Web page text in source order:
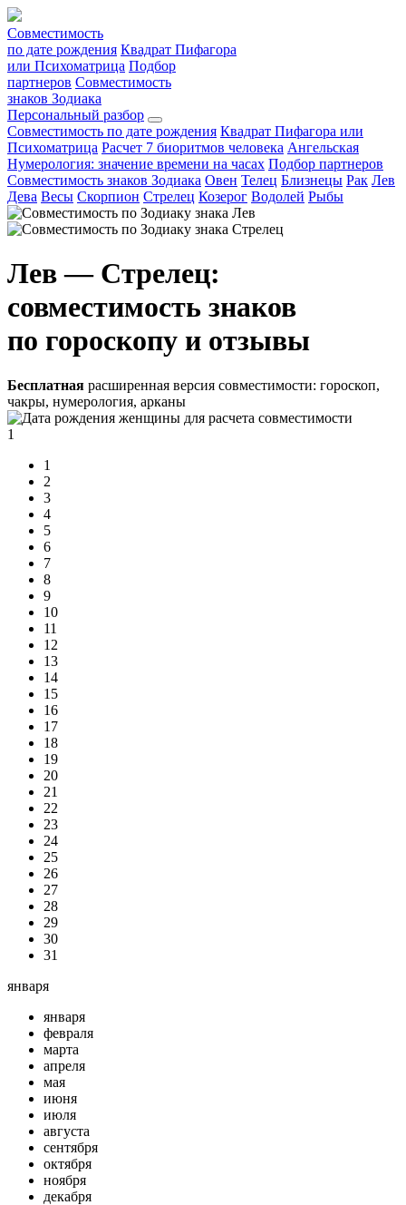
Совместимость
по дате рождения Квадрат Пифагора
или Психоматрица Подбор
партнеров Совместимость
знаков Зодиака
Персональный разбор
Совместимость по дате рождения Квадрат Пифагора или
Психоматрица Расчет 7 биоритмов человека Ангельская
Нумерология: значение времени на часах Подбор партнеров
Совместимость знаков Зодиака Овен Телец Близнецы Рак Лев
Дева Весы Скорпион Стрелец Козерог Водолей Рыбы
Лев — Стрелец:
совместимость знаков
по гороскопу и отзывы
Бесплатная расширенная версия совместимости: гороскоп,
чакры, нумерология, арканы
1
1
2
3
4
5
6
7
8
9
10
11
12
13
14
15
16
17
18
19
20
21
22
23
24
25
26
27
28
29
30
31
января
января
февраля
марта
апреля
мая
июня
июля
августа
сентября
октября
ноября
декабря